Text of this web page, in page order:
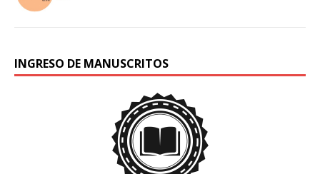
INGRESO DE MANUSCRITOS